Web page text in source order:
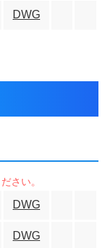
DWG
DWG
DWG